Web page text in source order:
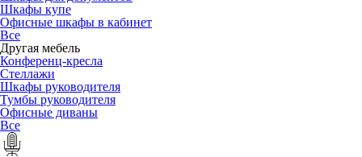
Шкафы купе
Офисные шкафы в кабинет
Все
Другая мебель
Конференц-кресла
Стеллажи
Шкафы руководителя
Тумбы руководителя
Офисные диваны
Все